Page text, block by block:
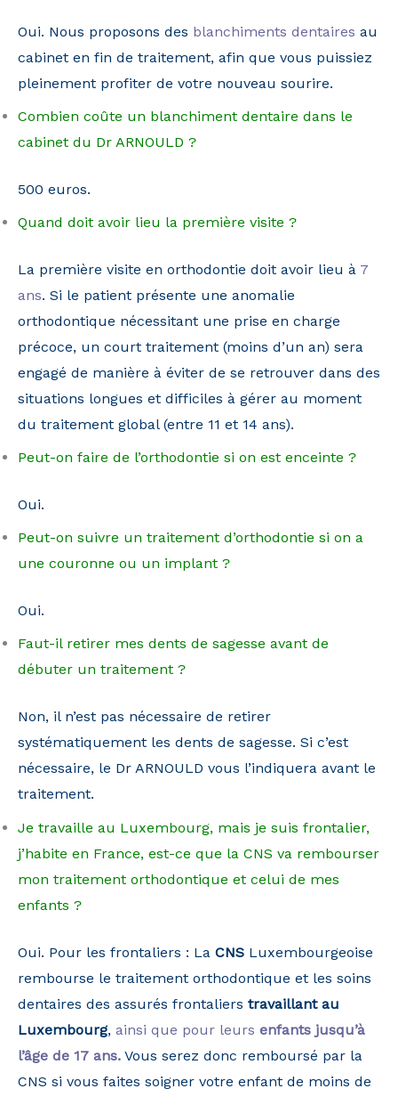
Oui. Nous proposons des blanchiments dentaires au
cabinet en fin de traitement, afin que vous puissiez
pleinement profiter de votre nouveau sourire.
Combien coûte un blanchiment dentaire dans le
cabinet du Dr ARNOULD ?
500 euros.
Quand doit avoir lieu la première visite ?
La première visite en orthodontie doit avoir lieu à 7
ans. Si le patient présente une anomalie
orthodontique nécessitant une prise en charge
précoce, un court traitement (moins d’un an) sera
engagé de manière à éviter de se retrouver dans des
situations longues et difficiles à gérer au moment
du traitement global (entre 11 et 14 ans).
Peut-on faire de l’orthodontie si on est enceinte ?
Oui.
Peut-on suivre un traitement d’orthodontie si on a
une couronne ou un implant ?
Oui.
Faut-il retirer mes dents de sagesse avant de
débuter un traitement ?
Non, il n’est pas nécessaire de retirer
systématiquement les dents de sagesse. Si c’est
nécessaire, le Dr ARNOULD vous l’indiquera avant le
traitement.
Je travaille au Luxembourg, mais je suis frontalier,
j’habite en France, est-ce que la CNS va rembourser
mon traitement orthodontique et celui de mes
enfants ?
Oui. Pour les frontaliers : La CNS Luxembourgeoise
rembourse le traitement orthodontique et les soins
dentaires des assurés frontaliers travaillant au
Luxembourg, ainsi que pour leurs enfants jusqu’à
l’âge de 17 ans. Vous serez donc remboursé par la
CNS si vous faites soigner votre enfant de moins de